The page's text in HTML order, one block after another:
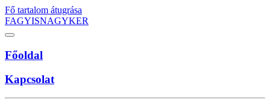
Fő tartalom átugrása
FAGYISNAGYKER
Főoldal
Kapcsolat